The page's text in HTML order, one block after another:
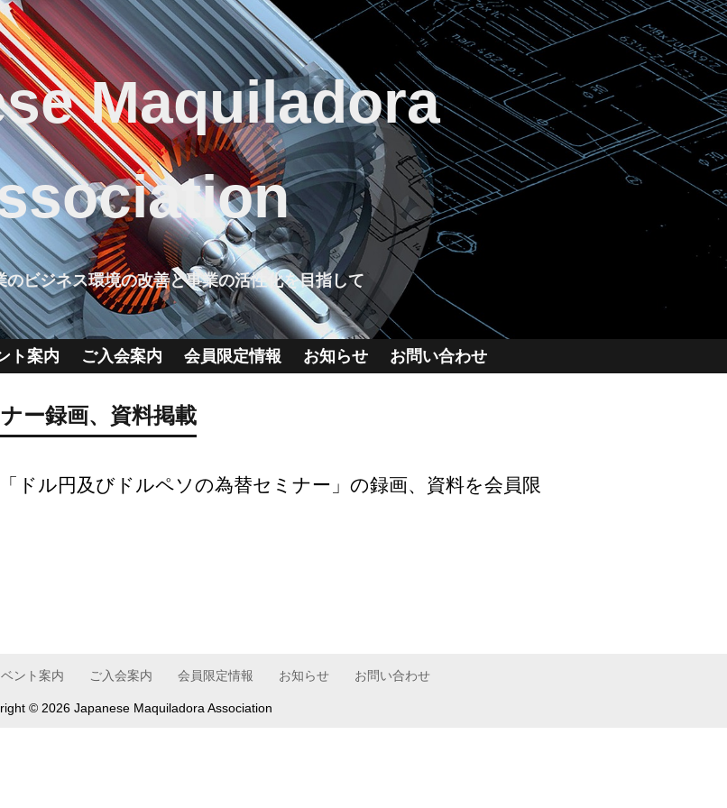
Maquiladora
のビジネス環境の改善と事業の活性化を目指して
ト案内 ご入会案内 会員限定情報 お知らせ お問い合わせ
ー録画、資料掲載
ドル円及びドルペソの為替セミナー」の録画、資料を会員限
ント案内 ご入会案内 会員限定情報 お知らせ お問い合わせ
© 2026 Japanese Maquiladora Association